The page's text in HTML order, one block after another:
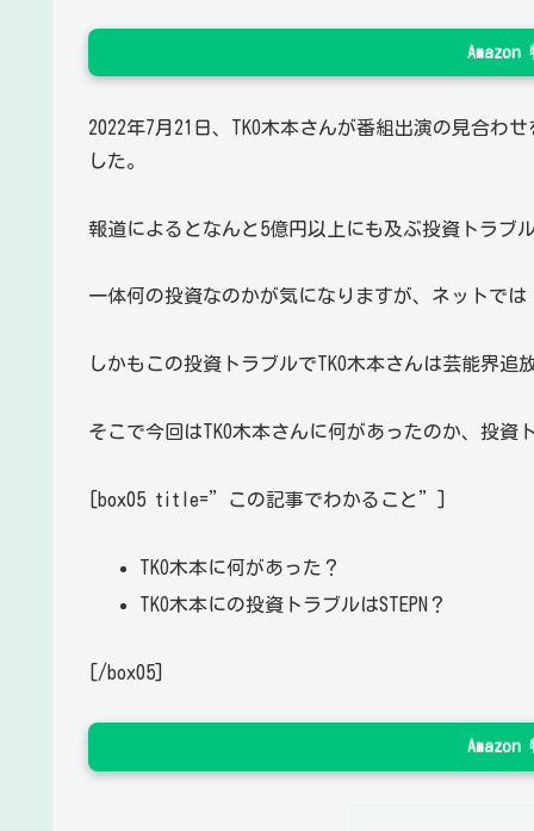
Amazon
2022年7月21日、TKO木本さんが番組出演の見合わ
した。
報道によるとなんと5億円以上にも及ぶ投資トラブ
一体何の投資なのかが気になりますが、ネットでは
しかもこの投資トラブルでTKO木本さんは芸能界追
そこで今回はTKO木本さんに何があったのか、投資
[box05 title=”この記事でわかること”]
TKO木本に何があった？
TKO木本にの投資トラブルはSTEPN？
[/box05]
Amazon